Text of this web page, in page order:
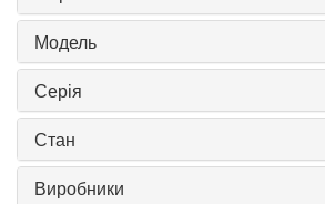
Модель
Серія
Стан
Виробники